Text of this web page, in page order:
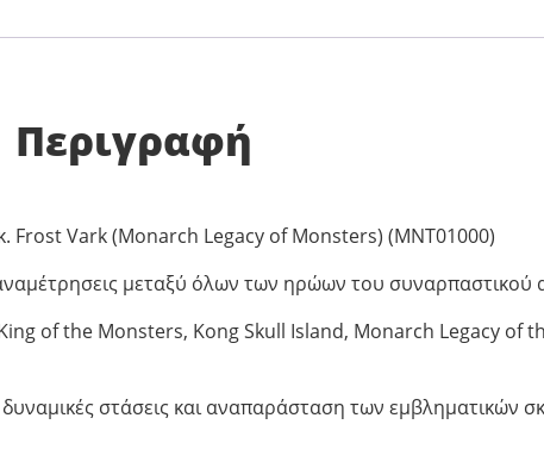
Περιγραφή
Frost Vark (Monarch Legacy of Monsters) (MNT01000)
μεταξύ όλων των ηρώων του συναρπαστικού
of the Monsters, Kong Skull Island, Monarch Legacy of
στάσεις και αναπαράσταση των εμβληματικών